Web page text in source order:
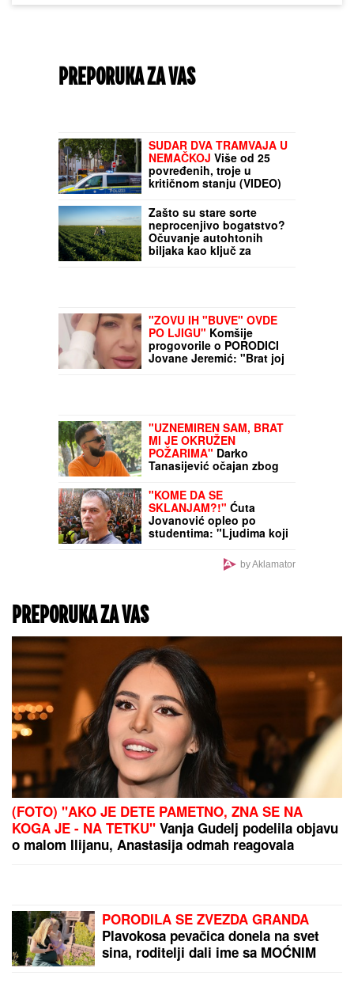
PREPORUKA ZA VAS
SUDAR DVA TRAMVAJA U
NEMAČKOJViše od 25
povređenih, troje u
kritičnom stanju (VIDEO)
biljaka kao ključ za
budućnost srpske
poljoprivrede
"ZOVU IH "BUVE" OVDE
PO LJIGU"
Komšije
progovorile o PORODICI
Jovane Jeremić: "Brat joj
je otišao, jer se posvađao
sa roditeljima"
"UZNEMIREN SAM, BRAT